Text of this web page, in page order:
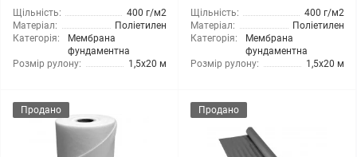
Щільність:
400 г/м2
Матеріал:
Поліетилен
Категорія:
Мембрана
фундаментна
Розмір рулону:
1,5x20 м
Щільність:
400 г/м2
Матеріал:
Поліетилен
Категорія:
Мембрана
фундаментна
Розмір рулону:
1,5x20 м
Продано Продано